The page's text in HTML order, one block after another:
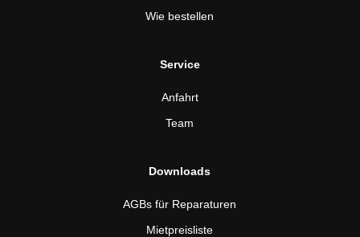
Wie bestellen
Service
Anfahrt
Team
Downloads
AGBs für Reparaturen
Mietpreisliste